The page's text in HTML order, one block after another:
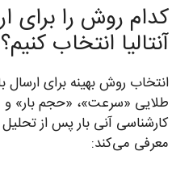
کدام روش را برای
آنتالیا انتخاب کنیم؟
انتخاب روش بهینه برای ارسال
طلایی «سرعت»، «حجم بار» و
کارشناسی آنی بار پس از تحلیل
معرفی می‌کند: